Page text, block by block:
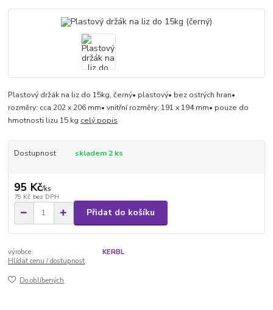
Plastový držák na liz do 15kg, černý• plastový• bez ostrých hran•
rozměry: cca 202 x 206 mm• vnitřní rozměry: 191 x 194 mm• pouze do
hmotnosti lizu 15 kg celý popis
Dostupnost skladem 2 ks
95 Kč/ks
79 Kč bez DPH
Přidat do košíku
výrobce:
KERBL
Hlídat cenu / dostupnost
Do oblíbených